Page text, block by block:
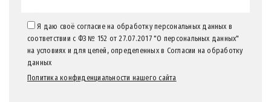
Я даю своё согласие на обработку персональных данных в
соответствии с ФЗ № 152 от 27.07.2017 "О персональных данных"
на условиях и для целей, определенных в Согласии на обработку
данных
Политика конфиденциальности нашего сайта